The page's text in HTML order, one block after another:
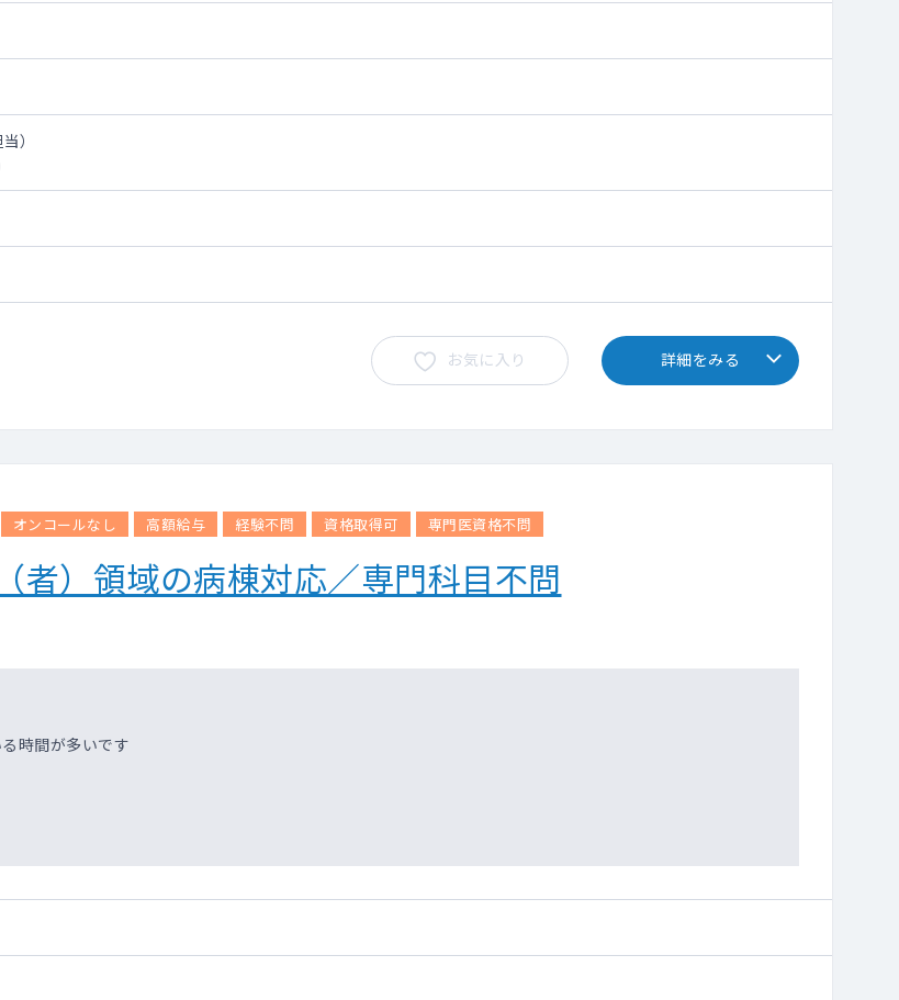
）
お気に入り 詳細をみる
オンコールなし 高額給与 経験不問 資格取得可 専門医資格不問
者）領域の病棟対応／専門科目不問
時間が多いです